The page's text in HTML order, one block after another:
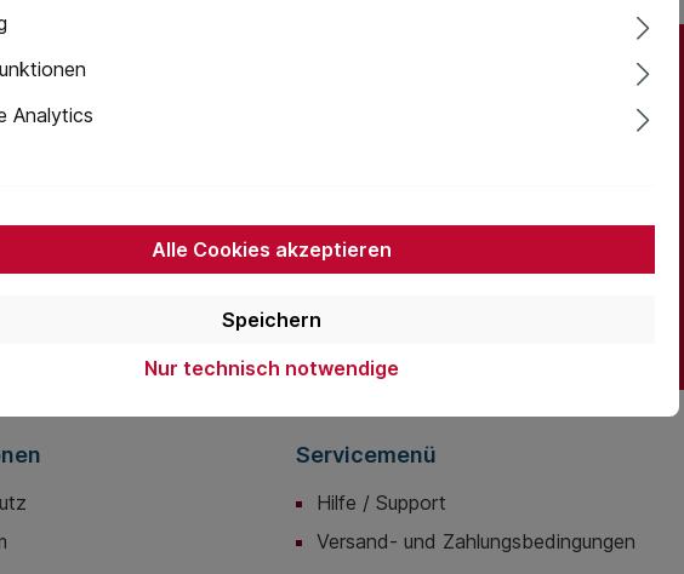
E-
Mail-
Datenschutzbestimmungenzur Kenntnis genommen und die
Servicemenü
Hilfe / Support
Versand- und Zahlungsbedingungen
Analytics
Alle Cookies akzeptieren
Speichern
Nur technisch notwendige